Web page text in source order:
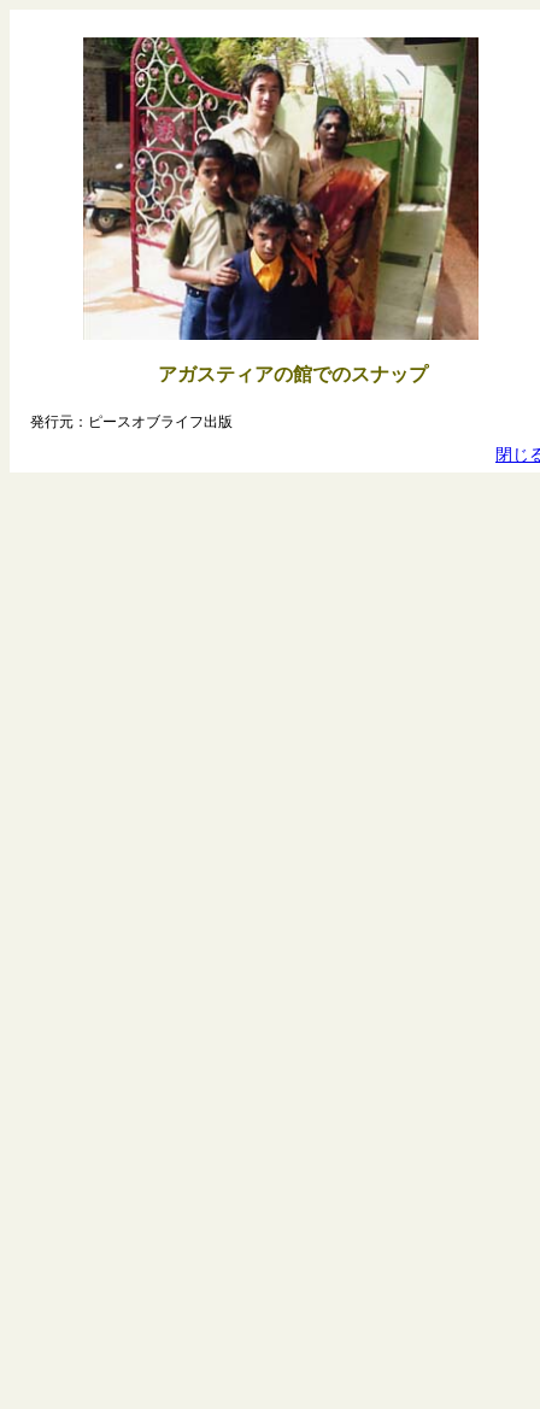
アガスティアの館でのスナップ
発行元：ピースオブライフ出版
閉じ